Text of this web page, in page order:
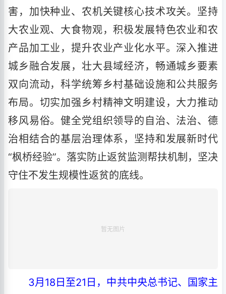
害，加快种业、农机关键核心技术攻关。坚持
大农业观、大食物观，积极发展特色农业和农
产品加工业，提升农业产业化水平。深入推进
城乡融合发展，壮大县域经济，畅通城乡要素
双向流动，科学统筹乡村基础设施和公共服务
布局。切实加强乡村精神文明建设，大力推动
移风易俗。健全党组织领导的自治、法治、德
治相结合的基层治理体系，坚持和发展新时代
“枫桥经验”。落实防止返贫监测帮扶机制，坚决
守住不发生规模性返贫的底线。
3月18日至21日，中共中央总书记、国家主